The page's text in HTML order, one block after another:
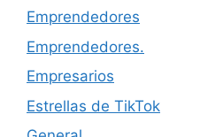
Emprendedores
Emprendedores.
Empresarios
Estrellas de TikTok